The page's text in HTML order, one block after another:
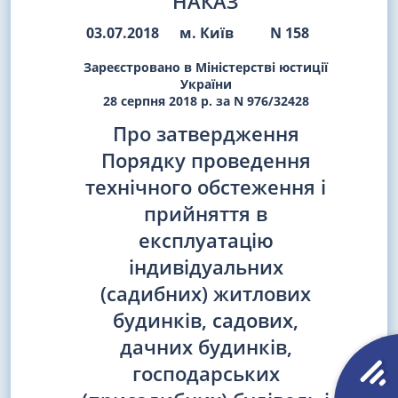
03.07.2018 м. Київ N 158
Зареєстровано в Міністерстві юстиції
України
28 серпня 2018 р. за N 976/32428
Про затвердження
Порядку проведення
технічного обстеження і
прийняття в
експлуатацію
індивідуальних
(садибних) житлових
будинків, садових,
дачних будинків,
господарських